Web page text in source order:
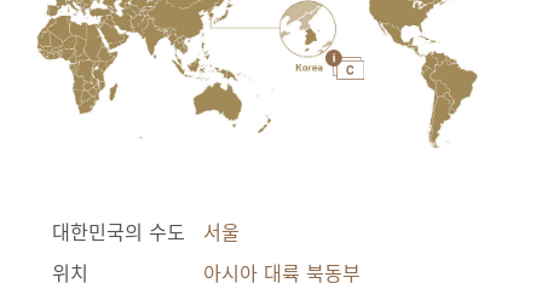
대한민국의 수도
서울
위치
아시아 대륙 북동부